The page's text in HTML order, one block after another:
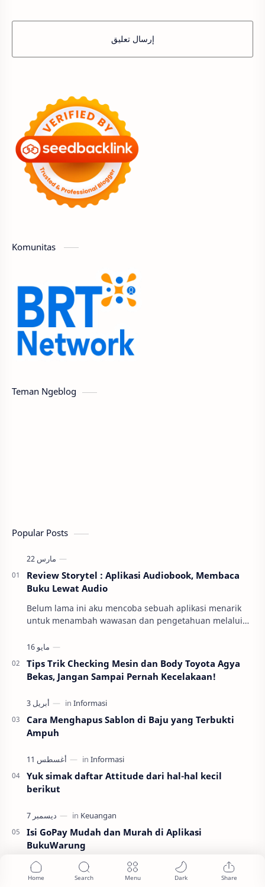
إرسال تعليق
Komunitas
Teman Ngeblog
Popular Posts
Review Storytel : Aplikasi Audiobook, Membaca
Buku Lewat Audio
Belum lama ini aku mencoba sebuah aplikasi menarik
untuk menambah wawasan dan pengetahuan melalui
Tips Trik Checking Mesin dan Body Toyota Agya
Bekas, Jangan Sampai Pernah Kecelakaan!
Cara Menghapus Sablon di Baju yang Terbukti
Ampuh
Yuk simak daftar Attitude dari hal-hal kecil
berikut
Isi GoPay Mudah dan Murah di Aplikasi
BukuWarung
Labels